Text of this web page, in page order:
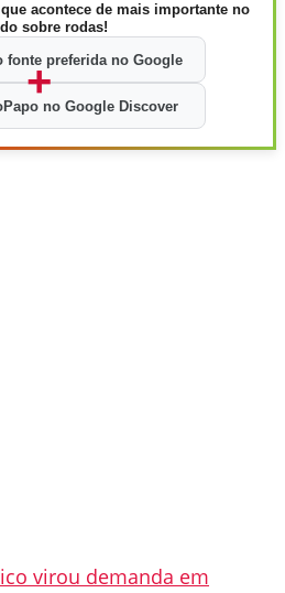
que acontece de mais importante no
sobre rodas!
fonte preferida no Google
+
no Google Discover
virou demanda em